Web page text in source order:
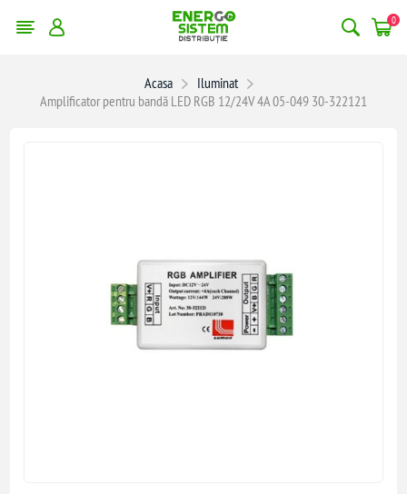
0
Acasa
Iluminat
Amplificator pentru bandă LED RGB 12/24V 4A 05-049 30-322121